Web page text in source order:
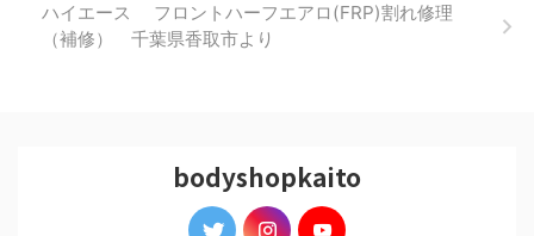
ハイエース フロントハーフエアロ(FRP)割れ修理
（補修） 千葉県香取市より
bodyshopkaito